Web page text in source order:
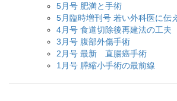
5月号 肥満と手術
5月臨時増刊号 若い外科医に伝
4月号 食道切除後再建法の工夫
3月号 腹部外傷手術
2月号 最新 直腸癌手術
1月号 膵縮小手術の最前線